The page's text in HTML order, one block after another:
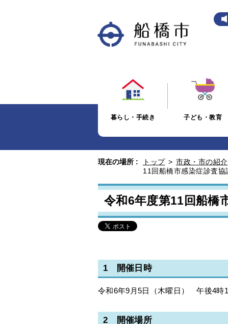
暮らし・手続き 子ども・教育
現在の場所 : トップ > 市政・市の紹介
11回船橋市感染症診査協
令和6年度第11回船橋
1 開催日時
令和6年9月5日（木曜日） 午後4時
2 開催場所